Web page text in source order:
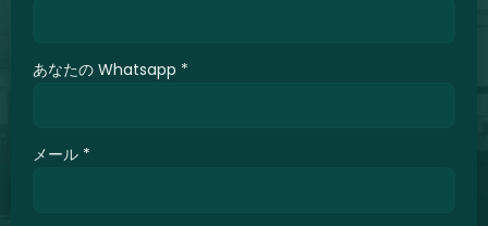
あなたの Whatsapp *
メール *